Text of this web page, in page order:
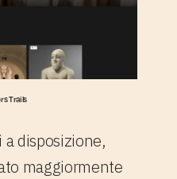
Trails
disposizione,
maggiormente